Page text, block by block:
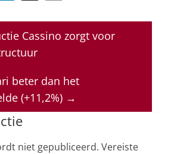
k
e
n
re
a
s
ai
l
Cassino zorgt voor
beter dan het
(+11,2%) →
niet gepubliceerd. Vereiste